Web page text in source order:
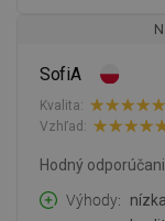
SofiA
Kvalita:
Vzhľad:
Hodný
Výhody